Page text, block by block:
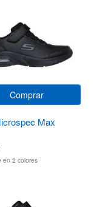
Comprar
Max
en 2 colores